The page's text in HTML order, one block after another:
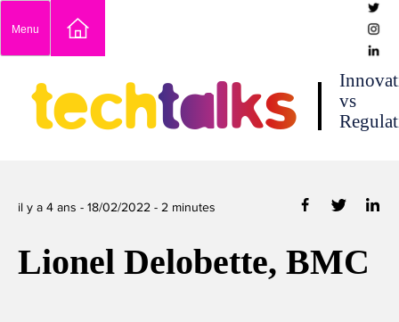
content
Menu
techtalks
vs
il y a 4 ans - 18/02/2022 - 2 minutes
Lionel Delobette, BMC